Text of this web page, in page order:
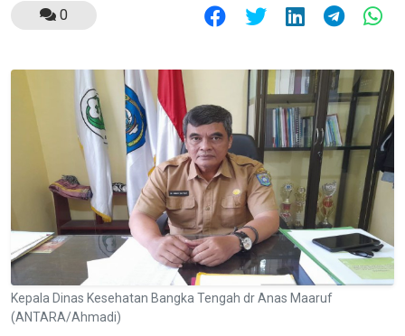
0
Kepala Dinas Kesehatan Bangka Tengah dr Anas Maaruf
(ANTARA/Ahmadi)